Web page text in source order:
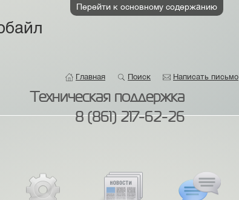
Перейти к основному содержанию
Главная Поиск Написать письмо
Техническая поддержка
8 (861) 217-62-26